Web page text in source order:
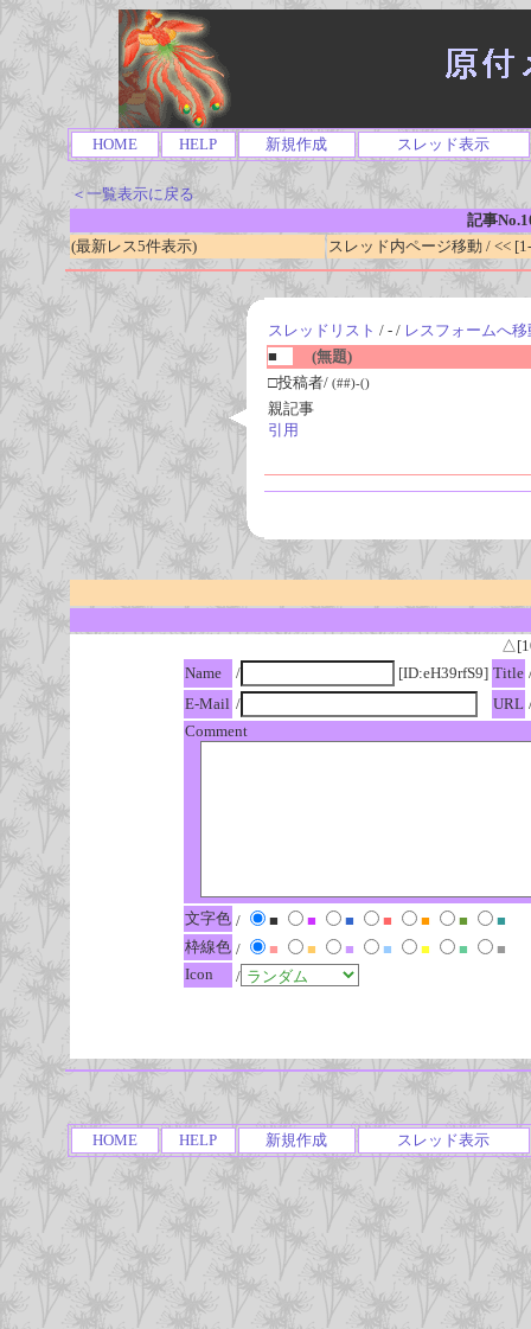
HOME HELP 新規作成 スレッド表示
＜一覧表示に戻る
記事
(最新レス5件表示)
スレッド内ページ移動 / <<
スレッドリスト / - / レスフォームへ移
■
(無題)
□投稿者/ (##)-()
親記事
引用
Name
/ [ID:eH39rfS9] Title
E-Mail / URL
Comment
文字色 / ■ ■ ■ ■ ■ ■
■
枠線色 / ■ ■ ■ ■ ■ ■
■
Icon
/
HOME HELP 新規作成 スレッド表示